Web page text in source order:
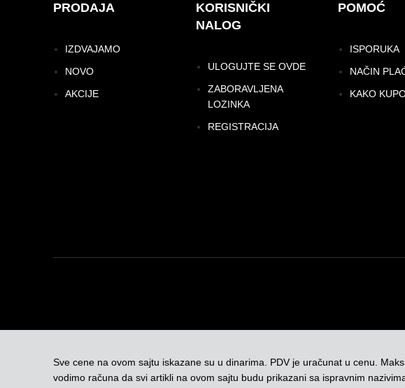
PRODAJA
IZDVAJAMO
NOVO
AKCIJE
KORISNIČKI
NALOG
ULOGUJTE SE OVDE
ZABORAVLJENA
LOZINKA
REGISTRACIJA
POMOĆ
ISPORUKA
NAČIN
KAKO
Sve cene na ovom sajtu iskazane su u dinarima. PDV je uračunat u cenu.
vodimo računa da svi artikli na ovom sajtu budu prikazani sa ispravnim